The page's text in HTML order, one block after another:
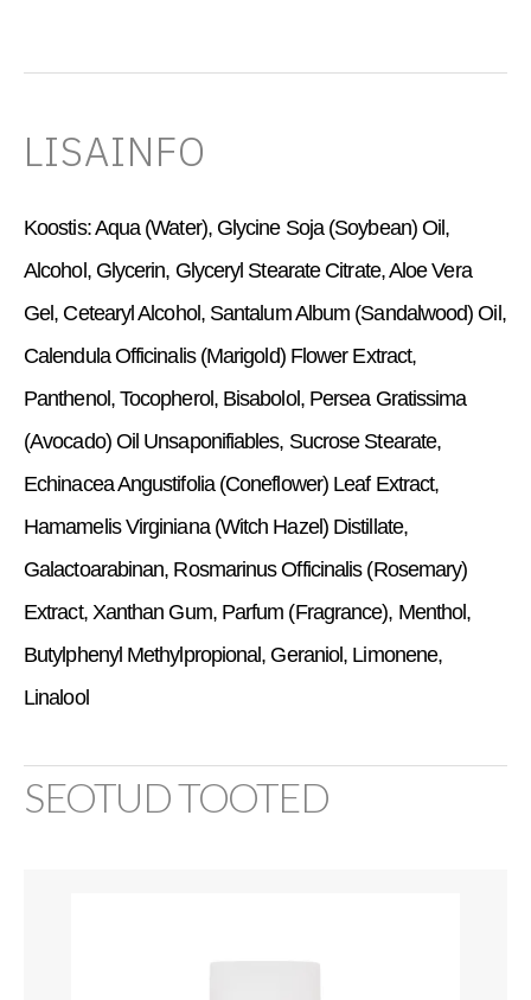
LISAINFO
Koostis:Aqua (Water), Glycine Soja (Soybean) Oil,
Alcohol, Glycerin, Glyceryl Stearate Citrate, Aloe Vera
Gel, Cetearyl Alcohol, Santalum Album (Sandalwood) Oil,
Calendula Officinalis (Marigold) Flower Extract,
Panthenol, Tocopherol, Bisabolol, Persea Gratissima
(Avocado) Oil Unsaponifiables, Sucrose Stearate,
Echinacea Angustifolia (Coneflower) Leaf Extract,
Hamamelis Virginiana (Witch Hazel) Distillate,
Galactoarabinan, Rosmarinus Officinalis (Rosemary)
Extract, Xanthan Gum, Parfum (Fragrance), Menthol,
Butylphenyl Methylpropional, Geraniol, Limonene,
Linalool
SEOTUD TOOTED